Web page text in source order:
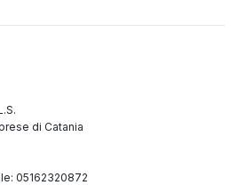
di Catania
05162320872